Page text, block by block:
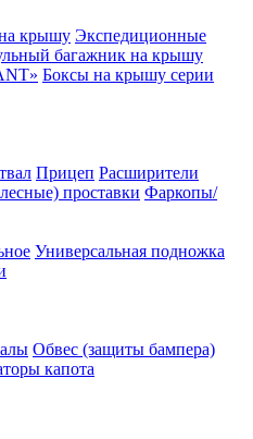
крышу Экспедиционные
багажник на крышу
Боксы на крышу серии
Прицеп Расширители
проставки Фаркопы/
Универсальная подножка
Обвес (защиты бампера)
капота